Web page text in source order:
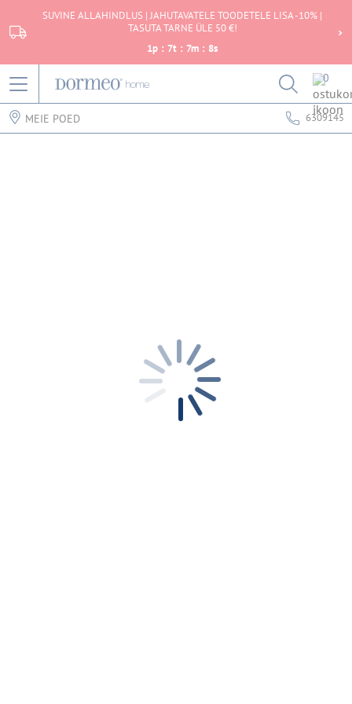
SUVINE ALLAHINDLUS | JAHUTAVATELE TOODETELE LISA -10% |
TASUTA TARNE ÜLE 50 €!
1p : 7t : 7m : 8s
0
MEIE POED 6309145